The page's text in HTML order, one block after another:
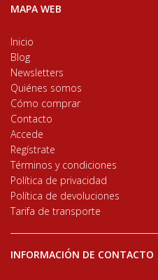
MAPA WEB
Inicio
Blog
Newsletters
Quiénes somos
Cómo comprar
Contacto
Accede
Regístrate
Términos y condiciones
Política de privacidad
Política de devoluciones
Tarifa de transporte
INFORMACIÓN DE CONTACTO